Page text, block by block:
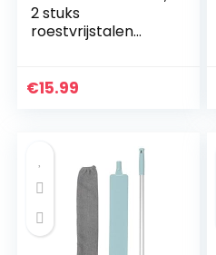
2 stuks
roestvrijstalen
zeef, fijne zeef,
€15.99